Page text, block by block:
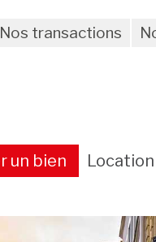
Nos transactions
un bien Location